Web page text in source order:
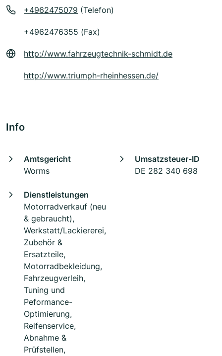
+4962475079 (Telefon)
+4962476355 (Fax)
http://www.fahrzeugtechnik-schmidt.de
http://www.triumph-rheinhessen.de/
Info
Amtsgericht
Worms
Umsatzsteuer-ID
DE 282 340 698
Dienstleistungen
Motorradverkauf (neu
& gebraucht),
Werkstatt/Lackiererei,
Zubehör &
Ersatzteile,
Motorradbekleidung,
Fahrzeugverleih,
Tuning und
Peformance-
Optimierung,
Reifenservice,
Abnahme &
Prüfstellen,